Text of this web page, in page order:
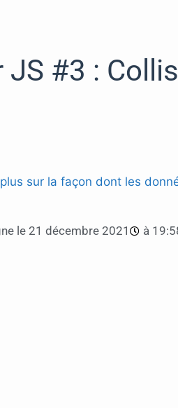
#3 :
sur la façon dont les
le21 décembre 2021 à